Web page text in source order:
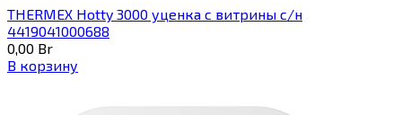
THERMEX Hotty 3000 уценка с витрины с/н
4419041000688
0,00 Br
В корзину